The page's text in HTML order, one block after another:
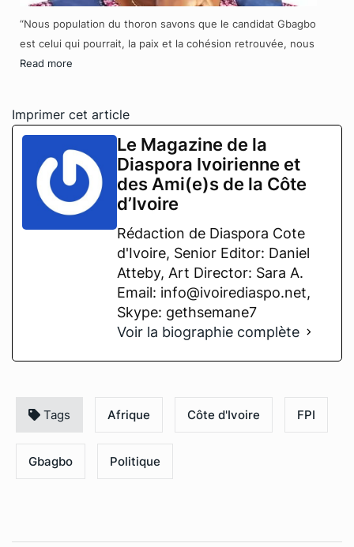
“Nous population du thoron savons que le candidat Gbagbo
est celui qui pourrait, la paix et la cohésion retrouvée, nous
Read more
Imprimer cet article
Le Magazine de la
Diaspora Ivoirienne et
des Ami(e)s de la Côte
d’Ivoire
Rédaction de Diaspora Cote
d'Ivoire, Senior Editor: Daniel
Atteby, Art Director: Sara A.
Email: info@ivoirediaspo.net,
Skype: gethsemane7
Voir la biographie complète
Tags Afrique Côte d'Ivoire FPI
Gbagbo Politique